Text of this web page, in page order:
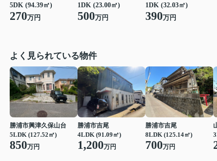
5DK (94.39㎡)
270万円
1DK (23.00㎡)
500万円
1DK (32.03㎡)
390万円
よく見られている物件
勝浦市興津久保山台
5LDK (127.52㎡)
850万円
勝浦市吉尾
4LDK (91.09㎡)
1,200万円
勝浦市吉尾
8LDK (125.14㎡)
700万円